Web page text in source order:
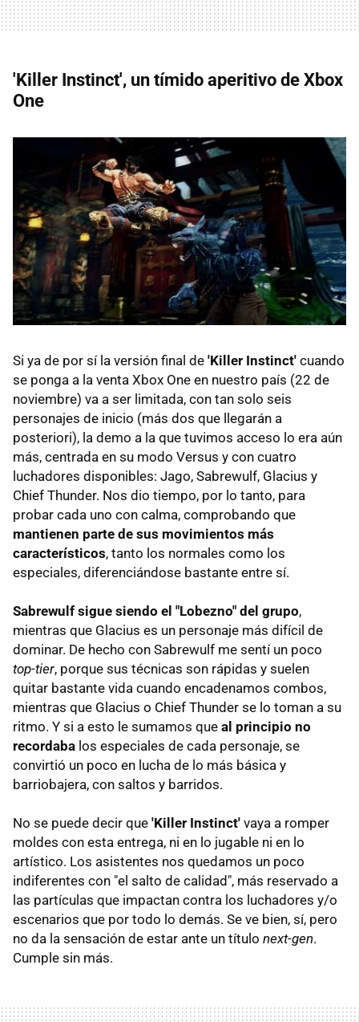
'Killer Instinct', un tímido aperitivo de Xbox
One
Si ya de por sí la versión final de 'Killer Instinct' cuando
se ponga a la venta Xbox One en nuestro país (22 de
noviembre) va a ser limitada, con tan solo seis
personajes de inicio (más dos que llegarán a
posteriori), la demo a la que tuvimos acceso lo era aún
más, centrada en su modo Versus y con cuatro
luchadores disponibles: Jago, Sabrewulf, Glacius y
Chief Thunder. Nos dio tiempo, por lo tanto, para
probar cada uno con calma, comprobando que
mantienen parte de sus movimientos más
característicos, tanto los normales como los
especiales, diferenciándose bastante entre sí.
Sabrewulf sigue siendo el "Lobezno" del grupo,
mientras que Glacius es un personaje más difícil de
dominar. De hecho con Sabrewulf me sentí un poco
top-tier, porque sus técnicas son rápidas y suelen
quitar bastante vida cuando encadenamos combos,
mientras que Glacius o Chief Thunder se lo toman a su
ritmo. Y si a esto le sumamos que al principio no
recordaba los especiales de cada personaje, se
convirtió un poco en lucha de lo más básica y
barriobajera, con saltos y barridos.
No se puede decir que 'Killer Instinct' vaya a romper
moldes con esta entrega, ni en lo jugable ni en lo
artístico. Los asistentes nos quedamos un poco
indiferentes con "el salto de calidad", más reservado a
las partículas que impactan contra los luchadores y/o
escenarios que por todo lo demás. Se ve bien, sí, pero
no da la sensación de estar ante un título next-gen.
Cumple sin más.